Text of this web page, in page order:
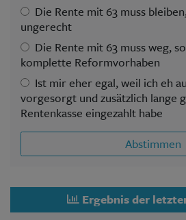
Die Rente mit 63 muss
ungerecht
Die Rente mit 63 muss weg,
komplette Reformvorhaben
Ist mir eher egal, weil ich eh
vorgesorgt und zusätzlich lange
Rentenkasse eingezahlt habe
Abstimmen
Ergebnis der